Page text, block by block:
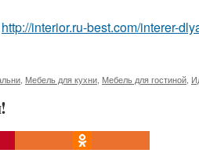
http://interior.ru-best.com/interer-
Мебель для кухни Мебель для гостиной